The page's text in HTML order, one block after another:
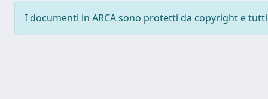
I documenti in ARCA sono protetti da copyright e